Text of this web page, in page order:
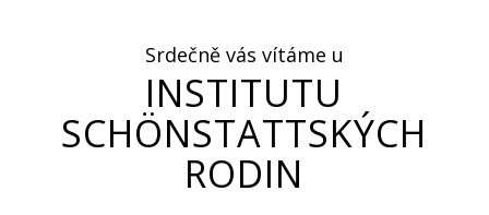
Srdečně vás vítáme u
INSTITUTU
SCHÖNSTATTSKÝCH
RODIN